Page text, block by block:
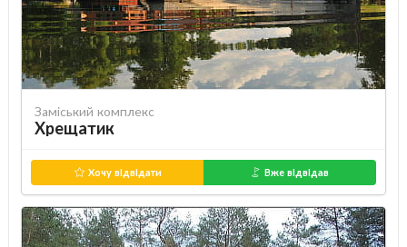
Заміський комплекс
Хрещатик
Хочу відвідати Вже відвідав